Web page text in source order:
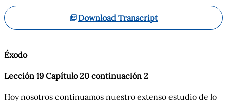
Download Transcript
Éxodo
Lección 19 Capítulo 20 continuación 2
Hoy nosotros continuamos nuestro extenso estudio de lo